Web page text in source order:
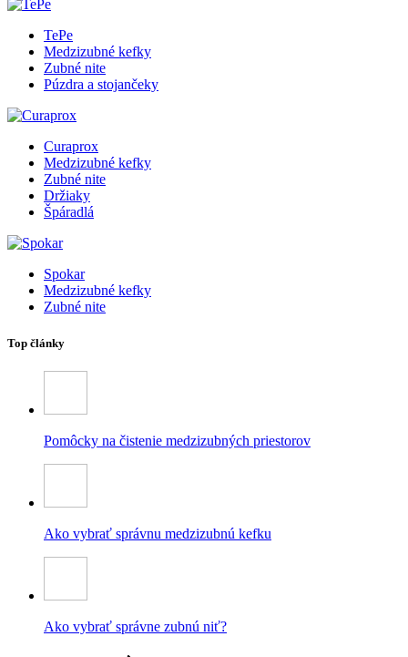
TePe
Medzizubné kefky
Zubné nite
Púzdra a stojančeky
Curaprox
Medzizubné kefky
Zubné nite
Držiaky
Špáradlá
Spokar
Medzizubné kefky
Zubné nite
Top články
Pomôcky na čistenie medzizubných priestorov
Ako vybrať správnu medzizubnú kefku
Ako vybrať správne zubnú niť?